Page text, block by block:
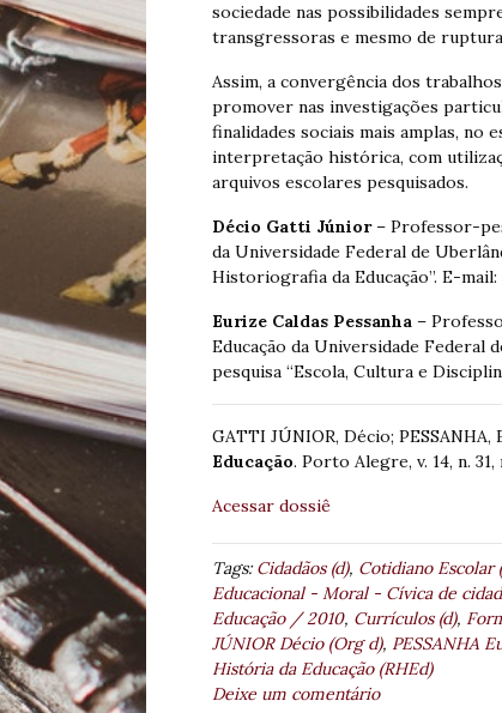
sociedade nas possibilidades
transgressoras e mesmo de
Assim, a convergência dos
promover nas investigações
finalidades sociais mais amplas, no
interpretação histórica, com
arquivos escolares pesquisados.
Décio Gatti Júnior– Professor-
da Universidade Federal de
Historiografia da Educação”. E-mail:
Eurize Caldas Pessanha –
Educação da Universidade Federal
pesquisa “Escola, Cultura e
GATTI JÚNIOR, Décio;
Educação. Porto Alegre, v. 14, n.
Acessar dossiê
Tags:Cidadãos (d), Cotidiano Escolar
Educacional - Moral - Cívica de
Educação / 2010, Currículos (d),
JÚNIOR Décio (Org d), PESSANHA
História da Educação (RHEd)
Deixe um comentário